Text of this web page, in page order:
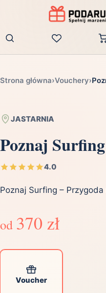
Strona główna›Vouchery›
JASTARNIA
Poznaj Surfing
4.0
Poznaj Surfing – Przygoda
od 370 zł
Voucher